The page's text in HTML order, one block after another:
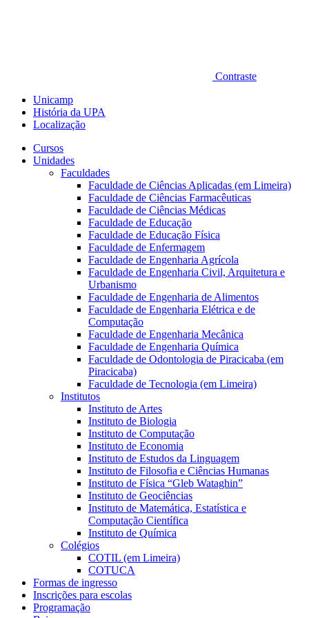
Contraste
Unicamp
História da UPA
Localização
Cursos
Unidades
Faculdades
Faculdade de Ciências Aplicadas (em Limeira)
Faculdade de Ciências Farmacêuticas
Faculdade de Ciências Médicas
Faculdade de Educação
Faculdade de Educação Física
Faculdade de Enfermagem
Faculdade de Engenharia Agrícola
Faculdade de Engenharia Civil, Arquitetura e
Urbanismo
Faculdade de Engenharia de Alimentos
Faculdade de Engenharia Elétrica e de
Computação
Faculdade de Engenharia Mecânica
Faculdade de Engenharia Química
Faculdade de Odontologia de Piracicaba (em
Piracicaba)
Faculdade de Tecnologia (em Limeira)
Institutos
Instituto de Artes
Instituto de Biologia
Instituto de Computação
Instituto de Economia
Instituto de Estudos da Linguagem
Instituto de Filosofia e Ciências Humanas
Instituto de Física “Gleb Wataghin”
Instituto de Geociências
Instituto de Matemática, Estatística e
Computação Científica
Instituto de Química
Colégios
COTIL (em Limeira)
COTUCA
Formas de ingresso
Inscrições para escolas
Programação